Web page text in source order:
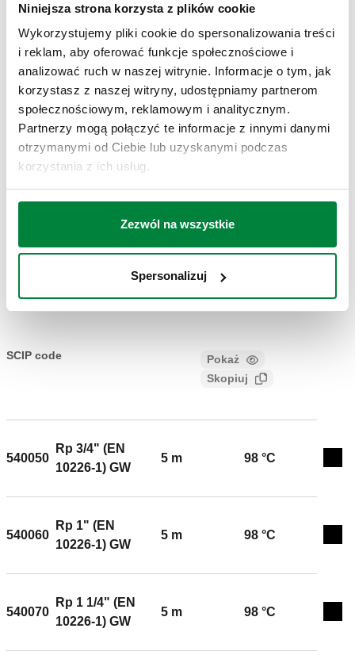
Niniejsza strona korzysta z plików cookie
Wykorzystujemy pliki cookie do spersonalizowania treści
i reklam, aby oferować funkcje społecznościowe i
analizować ruch w naszej witrynie. Informacje o tym, jak
korzystasz z naszej witryny, udostępniamy partnerom
społecznościowym, reklamowym i analitycznym.
Partnerzy mogą połączyć te informacje z innymi danymi
otrzymanymi od Ciebie lub uzyskanymi podczas
korzystania z ich usług.
Zezwól na wszystkie
Spersonalizuj
540040
10226-1) GW
5 m 98 °C
Rysunki 2D
DXF
Modele 3D
STP
Pokaż Skopiuj
Certyfikowane i kalibrowane na stanowisku
badawczym INAIL (Ex ISPESL). Przyłącze: Rp 1/2"
SCIP code
Pokaż
Skopiuj
540050
Rp 3/4" (EN
10226-1) GW
5 m 98 °C
540060
Rp 1" (EN
10226-1) GW
5 m 98 °C
540070
Rp 1 1/4" (EN
10226-1) GW
5 m 98 °C